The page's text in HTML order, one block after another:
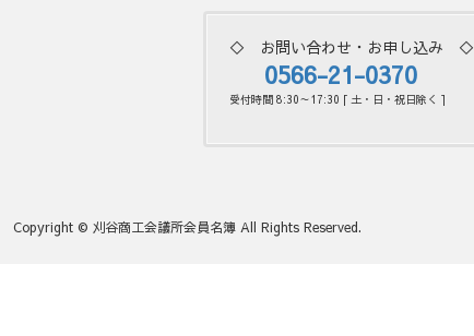
◇ お問い合わせ・お申し込み ◇
0566-21-0370
受付時間 8:30～17:30 [ 土・日・祝日除く ]
Copyright © 刈谷商工会議所会員名簿 All Rights Reserved.